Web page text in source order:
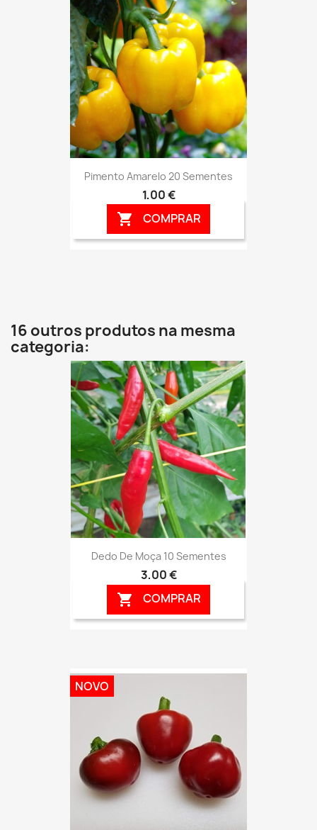
Pimento Amarelo 20 Sementes
1,00 €
 COMPRAR
16 outros produtos na mesma
categoria:
Dedo De Moça 10 Sementes
3,00 €
 COMPRAR
NOVO